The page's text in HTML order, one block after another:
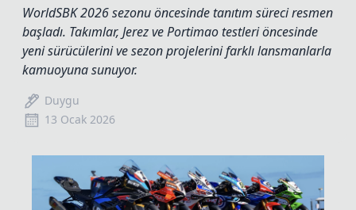
WorldSBK 2026 sezonu öncesinde tanıtım süreci resmen
başladı. Takımlar, Jerez ve Portimao testleri öncesinde
yeni sürücülerini ve sezon projelerini farklı lansmanlarla
kamuoyuna sunuyor.
Duygu
13 Ocak 2026